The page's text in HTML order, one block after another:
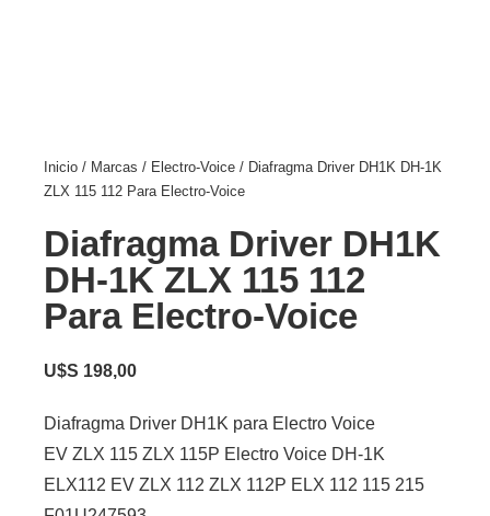
Inicio / Marcas / Electro-Voice / Diafragma Driver DH1K DH-1K
ZLX 115 112 Para Electro-Voice
Diafragma Driver DH1K
DH-1K ZLX 115 112
Para Electro-Voice
U$S 198,00
Diafragma Driver DH1K para Electro Voice
EV ZLX 115 ZLX 115P Electro Voice DH-1K
ELX112 EV ZLX 112 ZLX 112P ELX 112 115 215